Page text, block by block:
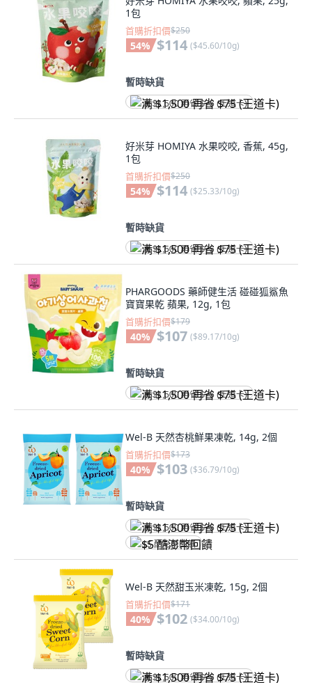
1包
首購折扣價$250
54% $114 ($45.60/10g)
暫時缺貨
满 $1,500 再省 $75 (王道卡)
好米芽 HOMIYA 水果咬咬, 香蕉, 45g,
1包
首購折扣價$250
54% $114 ($25.33/10g)
暫時缺貨
满 $1,500 再省 $75 (王道卡)
PHARGOODS 藥師健生活 碰碰狐鯊魚
寶寶果乾 蘋果, 12g, 1包
首購折扣價$179
40% $107 ($89.17/10g)
暫時缺貨
满 $1,500 再省 $75 (王道卡)
Wel-B 天然杏桃鮮果凍乾, 14g, 2個
首購折扣價$173
40% $103 ($36.79/10g)
暫時缺貨
满 $1,500 再省 $75 (王道卡)
$5 酷澎幣回饋
Wel-B 天然甜玉米凍乾, 15g, 2個
首購折扣價$171
40% $102 ($34.00/10g)
暫時缺貨
满 $1,500 再省 $75 (王道卡)